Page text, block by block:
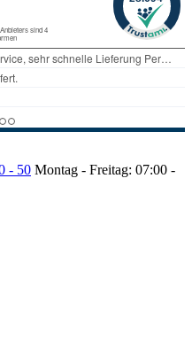
- 50 Montag - Freitag: 07:00 -